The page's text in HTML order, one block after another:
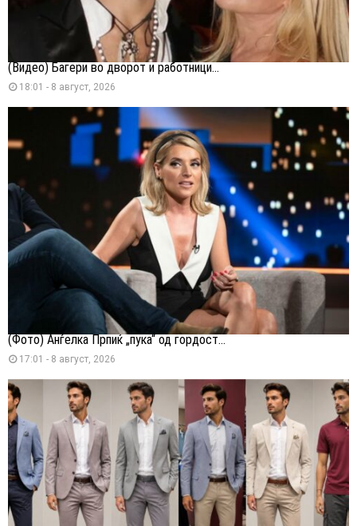
(Видео) Багери во дворот и работници...
18:01 - 8 август, 2026
(Фото) Анѓелка Прпиќ „пука“ од гордост...
17:01 - 8 август, 2026